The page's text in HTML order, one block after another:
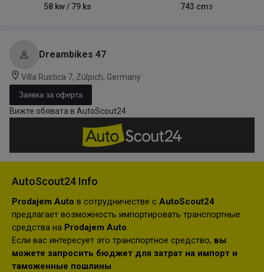
58 kw / 79 ks 743 cm3
Dreambikes 47
Villa Rustica 7, Zülpich, Germany
Заявка за оферта
Вижте обявата в AutoScout24
AutoScout24 Info
Prodajem Auto в сотрудничестве с AutoScout24
предлагает возможность импортировать транспортные
средства на Prodajem Auto.
Если вас интересует это транспортное средство, вы
можете запросить бюджет для затрат на импорт и
таможенные пошлины.